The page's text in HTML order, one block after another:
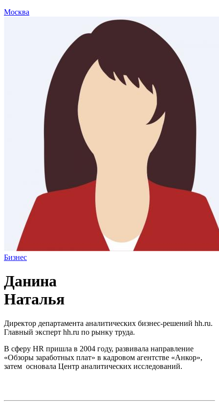
Москва
Бизнес
Данина
Наталья
Директор департамента аналитических бизнес-решений hh.ru.
Главный эксперт hh.ru по рынку труда.
В сферу HR пришла в 2004 году, развивала направление
«Обзоры заработных плат» в кадровом агентстве «Анкор»,
затем основала Центр аналитических исследований.